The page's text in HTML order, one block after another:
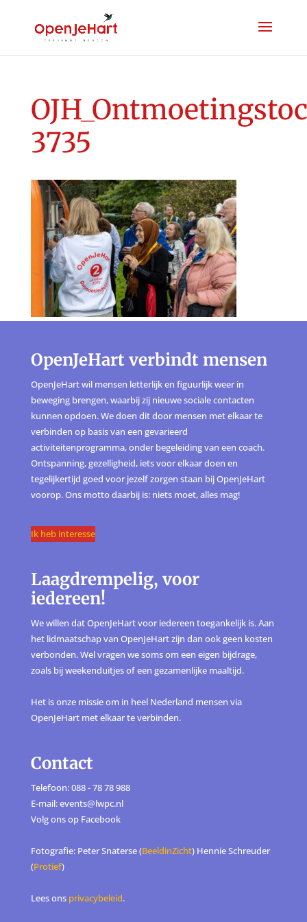
3735
OpenJeHart verbindt mensen
OpenJeHart wil mensen letterlijk en figuurlijk weer in
beweging brengen, waarbij zij nieuwe sociale contacten
kunnen opdoen. We doen dit door mensen met elkaar te
verbinden op basis van een gevarieerd
activiteitenprogramma, onder begeleiding van een coach.
Ontspanning, gezelligheid, iets voor elkaar doen en
tegelijkertijd goed voor jezelf zorgen staan bij OpenJeHart
voorop. Ons motto daarbij is: niets moet, alles mag!
Ik heb interesse
Laagdrempelig, voor
iedereen!
We willen dat OpenJeHart voor iedereen toegankelijk is. Aan
het lidmaatschap van OpenJeHart zijn dan ook geen kosten
verbonden. Wel vragen we soms om een eigen bijdrage,
zoals bij weekenduitjes of een gezamenlijke maaltijd.
Het is onze missie om in heel Nederland mensen via
OpenJeHart met elkaar te verbinden.
Contact
Telefoon: 088 - 78 78 988
E-mail: events@lwpc.nl
Volg ons op Facebook
Fotografie: Peter Snaterse (BeeldinZicht) Hennie Schreuder
(Protief)
Lees ons privacybeleid.